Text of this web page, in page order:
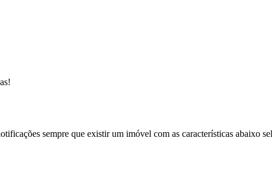
sempre que existir um imóvel com as características abaixo